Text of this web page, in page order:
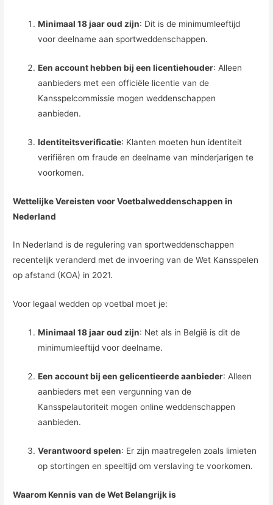
Minimaal 18 jaar oud zijn: Dit is de minimumleeftijd
voor deelname aan sportweddenschappen.
Een account hebben bij een licentiehouder: Alleen
aanbieders met een officiële licentie van de
Kansspelcommissie mogen weddenschappen
aanbieden.
Identiteitsverificatie: Klanten moeten hun identiteit
verifiëren om fraude en deelname van minderjarigen te
voorkomen.
Wettelijke Vereisten voor Voetbalweddenschappen in
Nederland
In Nederland is de regulering van sportweddenschappen
recentelijk veranderd met de invoering van de Wet Kansspelen
op afstand (KOA) in 2021.
Voor legaal wedden op voetbal moet je:
Minimaal 18 jaar oud zijn: Net als in België is dit de
minimumleeftijd voor deelname.
Een account bij een gelicentieerde aanbieder: Alleen
aanbieders met een vergunning van de
Kansspelautoriteit mogen online weddenschappen
aanbieden.
Verantwoord spelen: Er zijn maatregelen zoals limieten
op stortingen en speeltijd om verslaving te voorkomen.
Waarom Kennis van de Wet Belangrijk is